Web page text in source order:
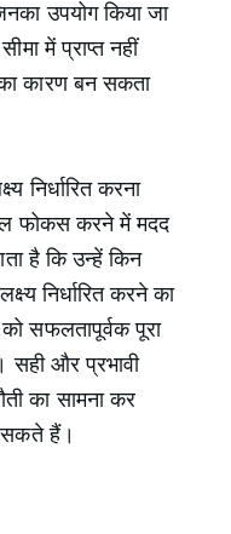
उपयोग किया जा
में प्राप्त नहीं
कारण बन सकता
निर्धारित करना
फोकस करने में मदद
है कि उन्हें किन
निर्धारित करने का
सफलतापूर्वक पूरा
और प्रभावी
का सामना कर
हैं।